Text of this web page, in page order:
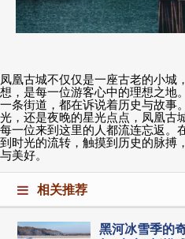
凤凰古城不仅仅是一座古老的小城
想，是每一位游客心中的理想之地
一条街道，都在诉说着历史与故事
光，还是夜晚的星光点点，凤凰古
每一位来到这里的人都流连忘返。
到时光的流转，触摸到历史的脉搏
与美好。
相关推荐
黑河冰雪季的